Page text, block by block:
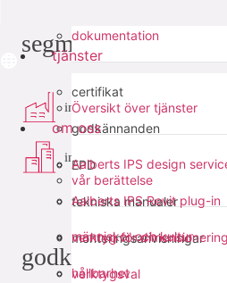
dokumentation
certifikat
godkännanden
EPD
tekniska manualer
monteringsanvisningar
tjänster
Översikt över tjänster
Aalberts IPS design
Aalberts IPS Revit plug-in
verktyg för
verktygsval
om oss
vår berättelse
människor och kultur
hållbarhet
segment
industri
infra
godkännanden